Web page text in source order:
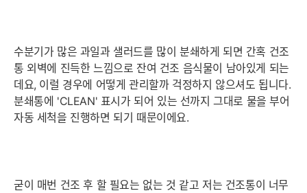
수분기가 많은 과일과 샐러드를 많이 분쇄하게 되면 간혹 건조
통 외벽에 진득한 느낌으로 잔여 건조 음식물이 남아있게 되는
데요, 이럴 경우에 어떻게 관리할까 걱정하지 않으셔도 됩니다.
분쇄통에 'CLEAN' 표시가 되어 있는 선까지 그대로 물을 부어
자동 세척을 진행하면 되기 때문이에요.
굳이 매번 건조 후 할 필요는 없는 것 같고 저는 건조통이 너무